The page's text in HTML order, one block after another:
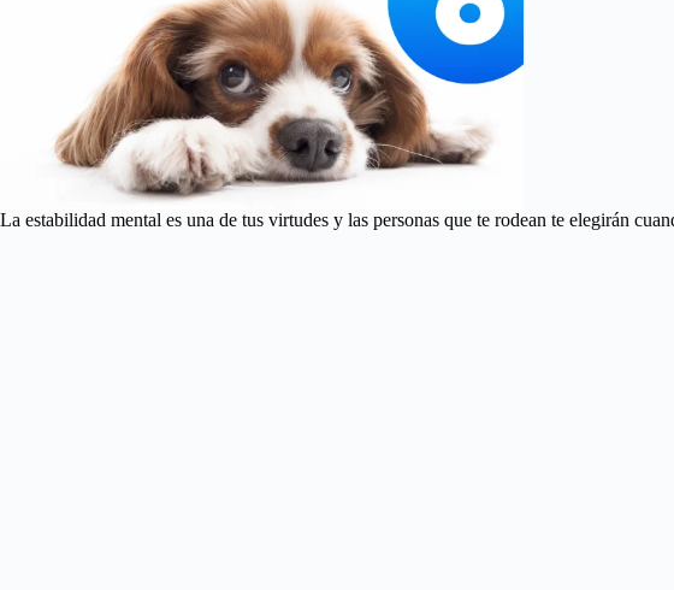
La estabilidad mental es una de tus virtudes y las personas que te rodean te elegirán